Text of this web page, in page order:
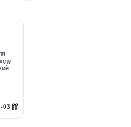
03